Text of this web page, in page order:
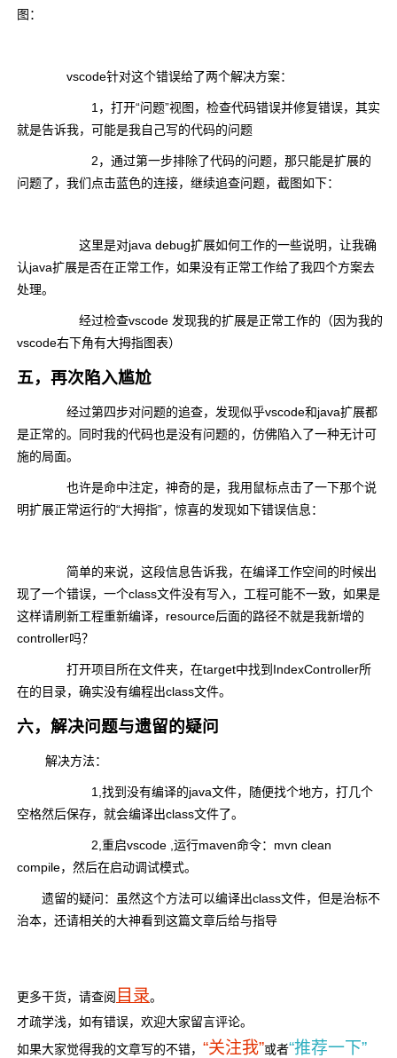
图：
vscode针对这个错误给了两个解决方案：
1，打开“问题”视图，检查代码错误并修复错误，其实
就是告诉我，可能是我自己写的代码的问题
2，通过第一步排除了代码的问题，那只能是扩展的
问题了，我们点击蓝色的连接，继续追查问题，截图如下：
这里是对java debug扩展如何工作的一些说明，让我确
认java扩展是否在正常工作，如果没有正常工作给了我四个方案去
处理。
经过检查vscode 发现我的扩展是正常工作的（因为我的
vscode右下角有大拇指图表）
五，再次陷入尴尬
经过第四步对问题的追查，发现似乎vscode和java扩展都
是正常的。同时我的代码也是没有问题的，仿佛陷入了一种无计可
施的局面。
也许是命中注定，神奇的是，我用鼠标点击了一下那个说
明扩展正常运行的“大拇指”，惊喜的发现如下错误信息：
简单的来说，这段信息告诉我，在编译工作空间的时候出
现了一个错误，一个class文件没有写入，工程可能不一致，如果是
这样请刷新工程重新编译，resource后面的路径不就是我新增的
controller吗？
打开项目所在文件夹，在target中找到IndexController所
在的目录，确实没有编程出class文件。
六，解决问题与遗留的疑问
解决方法：
1,找到没有编译的java文件，随便找个地方，打几个
空格然后保存，就会编译出class文件了。
2,重启vscode ,运行maven命令：mvn clean
compile，然后在启动调试模式。
遗留的疑问：虽然这个方法可以编译出class文件，但是治标不
治本，还请相关的大神看到这篇文章后给与指导
更多干货，请查阅 目录。
才疏学浅，如有错误，欢迎大家留言评论。
如果大家觉得我的文章写的不错， “关注我”或者“推荐一下”